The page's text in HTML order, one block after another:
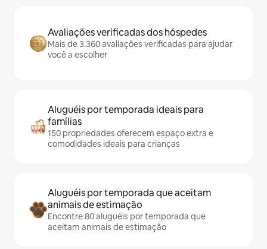
Avaliações verificadas dos hóspedes
Mais de 3.360 avaliações verificadas para ajudar
você a escolher
Aluguéis por temporada ideais para
famílias
150 propriedades oferecem espaço extra e
comodidades ideais para crianças
Aluguéis por temporada que aceitam
animais de estimação
Encontre 80 aluguéis por temporada que
aceitam animais de estimação